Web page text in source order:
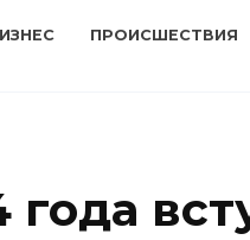
ПРОИСШЕСТВИЯ
года